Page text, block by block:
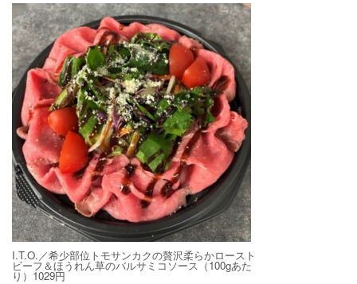
I.T.O.／希少部位トモサンカクの贅沢柔らかロースト
ビーフ＆ほうれん草のバルサミコソース（100gあた
り）1029円